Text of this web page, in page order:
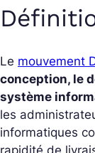
Le mouvement
conception, le
système
les
informatiques